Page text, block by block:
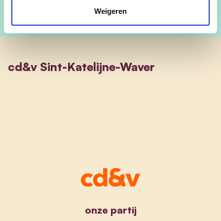
Weigeren
cd&v Sint-Katelijne-Waver
onze partij